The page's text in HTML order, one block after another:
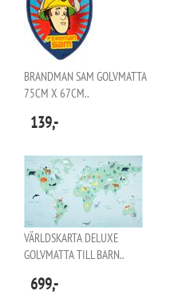
BRANDMAN SAM GOLVMATTA
75CM X 67CM..
139,-
VÄRLDSKARTA DELUXE
GOLVMATTA TILL BARN..
699,-